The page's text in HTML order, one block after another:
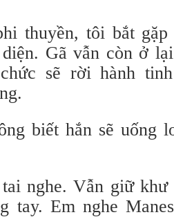
thuyền, tôi bắt gặp
Gã vẫn còn ở
sẽ rời hành
biết hắn sẽ uống
nghe. Vẫn giữ khư
tay. Em nghe